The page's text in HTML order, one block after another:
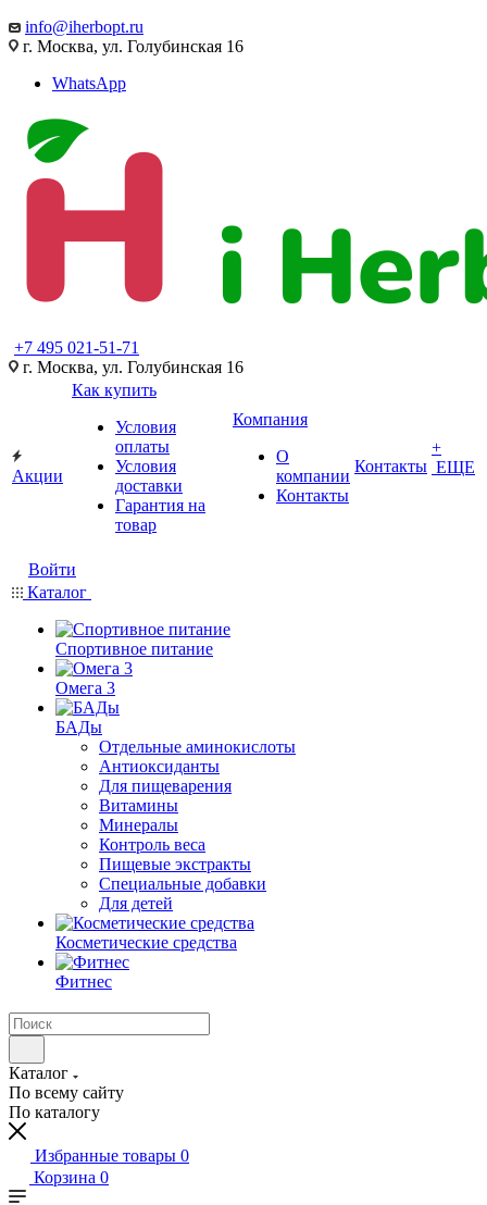
info@iherbopt.ru
г. Москва, ул. Голубинская 16
WhatsApp
+7 495 021-51-71
г. Москва, ул. Голубинская 16
Акции
Как купить
Условия
оплаты
Условия
доставки
Гарантия на
товар
Компания
О
компании
Контакты
Контакты
+
ЕЩЕ
Войти
Каталог
Спортивное питание
Омега 3
БАДы
Отдельные аминокислоты
Антиоксиданты
Для пищеварения
Витамины
Минералы
Контроль веса
Пищевые экстракты
Специальные добавки
Для детей
Косметические средства
Фитнес
Каталог
По всему сайту
По каталогу
Избранные товары 0
Корзина 0